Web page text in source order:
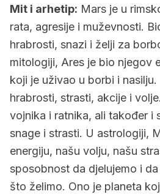
2.1 Kako pronaći Mars
2.2
Uloga planeta Mars
životnim temama
3.
Mars u znakovima
3.1 Mars u ovnu
3.2
Mars u biku
3.3 Mars u blizancima
3.4 Mars u raku
Mit i arhetip: Mars je u
rata, agresije i muževnosti.
hrabrosti, snazi i želji za
mitologiji, Ares je bio njegov
koji je uživao u borbi i
hrabrosti, strasti, akcije i
vojnika i ratnika, ali također i
snage i strasti. U astrologiji,
energiju, našu volju, našu
sposobnost da djelujemo i
što želimo. Ono je planeta